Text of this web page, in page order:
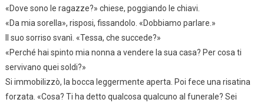
«Dove sono le ragazze?» chiese, poggiando le chiavi.
«Da mia sorella», risposi, fissandolo. «Dobbiamo parlare.»
Il suo sorriso svanì. «Tessa, che succede?»
«Perché hai spinto mia nonna a vendere la sua casa? Per cosa ti
servivano quei soldi?»
Si immobilizzò, la bocca leggermente aperta. Poi fece una risatina
forzata. «Cosa? Ti ha detto qualcosa qualcuno al funerale? Sei